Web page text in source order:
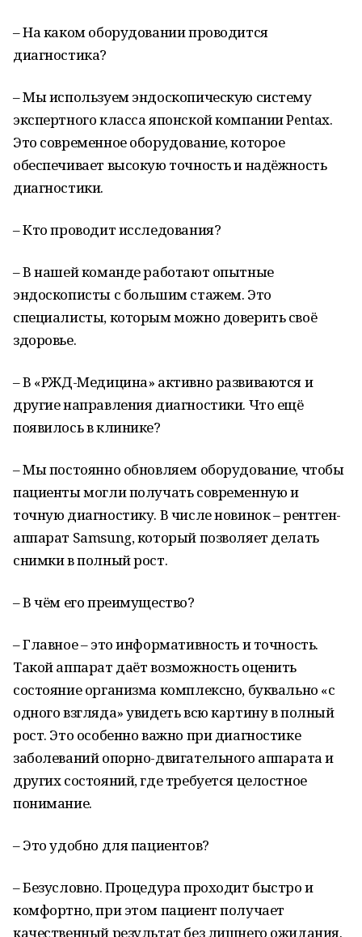
– На каком оборудовании проводится
диагностика?
– Мы используем эндоскопическую систему
экспертного класса японской компании Pentax.
Это современное оборудование, которое
обеспечивает высокую точность и надёжность
диагностики.
– Кто проводит исследования?
– В нашей команде работают опытные
эндоскописты с большим стажем. Это
специалисты, которым можно доверить своё
здоровье.
– В «РЖД-Медицина» активно развиваются и
другие направления диагностики. Что ещё
появилось в клинике?
– Мы постоянно обновляем оборудование, чтобы
пациенты могли получать современную и
точную диагностику. В числе новинок – рентген-
аппарат Samsung, который позволяет делать
снимки в полный рост.
– В чём его преимущество?
– Главное – это информативность и точность.
Такой аппарат даёт возможность оценить
состояние организма комплексно, буквально «с
одного взгляда» увидеть всю картину в полный
рост. Это особенно важно при диагностике
заболеваний опорно-двигательного аппарата и
других состояний, где требуется целостное
понимание.
– Это удобно для пациентов?
– Безусловно. Процедура проходит быстро и
комфортно, при этом пациент получает
качественный результат без лишнего ожидания.